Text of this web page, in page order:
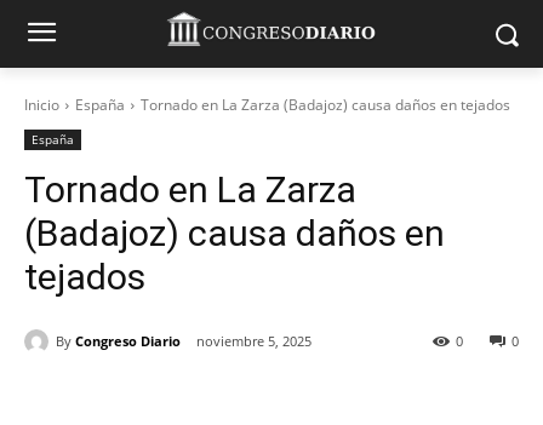
Inicio España Tornado en La Zarza (Badajoz) causa daños en tejados
España
Tornado en La Zarza
(Badajoz) causa daños en
tejados
By Congreso Diario noviembre 5, 2025 0
0